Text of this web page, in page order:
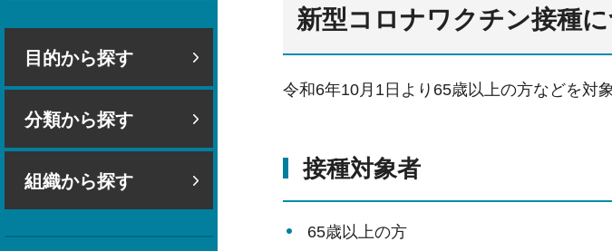
目的から探す
分類から探す
組織から探す
新型コロナワクチン接種
令和6年10月1日より65歳以上の方などを対
接種対象者
65歳以上の方